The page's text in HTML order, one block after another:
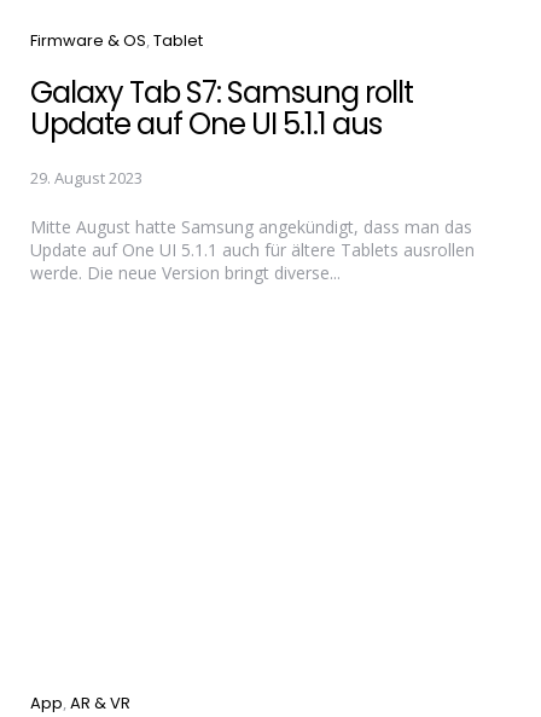
Categories
Firmware & OS Tablet
Galaxy Tab S7: Samsung rollt
Update auf One UI 5.1.1 aus
29. August 2023
Mitte August hatte Samsung angekündigt, dass man das
Update auf One UI 5.1.1 auch für ältere Tablets ausrollen
werde. Die neue Version bringt diverse...
Categories
App AR & VR